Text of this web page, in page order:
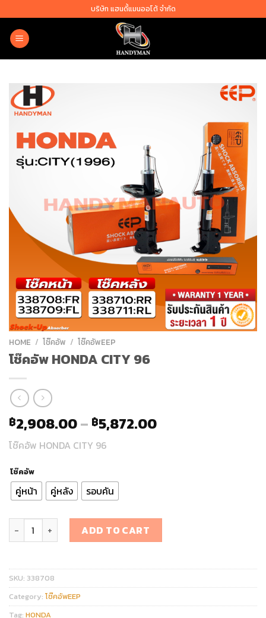
to
content
บริษัท แฮนดี้แมนออโต้ จำกัด
HOME / โช๊คอัพ / โช๊คอัพEEP
โช๊คอัพ HONDA CITY 96
฿2,908.00– ฿5,872.00
โช๊คอัพ HONDA CITY 96
โช๊คอัพ
คู่หน้า คู่หลัง รอบคัน
โช๊คอัพ HONDA CITY 96 quantity
ADD TO CART
SKU: 338708
Category: โช๊คอัพEEP
Tag: HONDA